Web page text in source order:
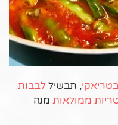
, תבשיללבבות
ממולאות מנה